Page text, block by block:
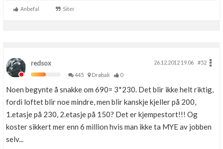
Aldri.Anbefal Siter
redsox 26.12.2012 19.06
#52
445
Drøbak 0
Noen begynte å snakke om 690= 3*230. Det blir ikke helt riktig,
fordi loftet blir noe mindre, men blir kanskje kjeller på 200,
1.etasje på 230, 2.etasje på 150? Det er kjempestort!!! Og
koster sikkert mer enn 6 million hvis man ikke ta MYE av jobben
selv...